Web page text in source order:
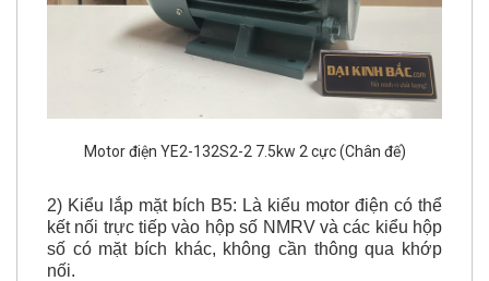
Motor điện YE2-132S2-2 7.5kw 2 cực (Chân đế)
kết nối trực tiếp vào hộp số NMRV và các kiểu hộp
số có mặt bích khác, không cần thông qua khớp
nối.